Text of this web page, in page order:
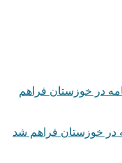
در خوزستان فراهم شد